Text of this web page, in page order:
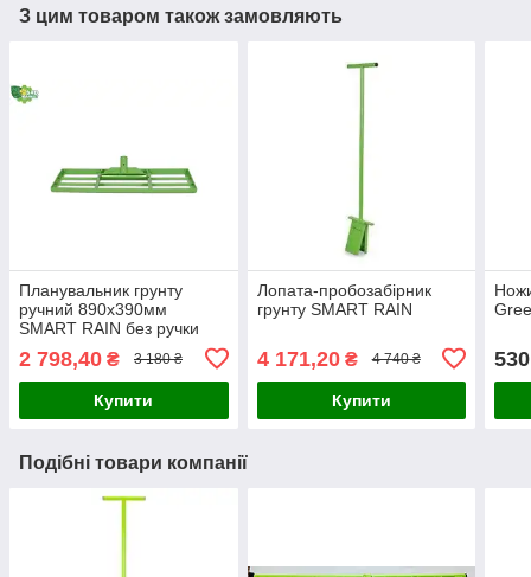
З цим товаром також замовляють
Планувальник грунту
ручний 890х390мм
SMART RAIN без ручки
2 798,40 ₴ 3 180 ₴
Купити
Лопата-пробозабірник
грунту SMART RAIN
4 171,20₴ 4 740 ₴
Купити
Подібні товари компанії